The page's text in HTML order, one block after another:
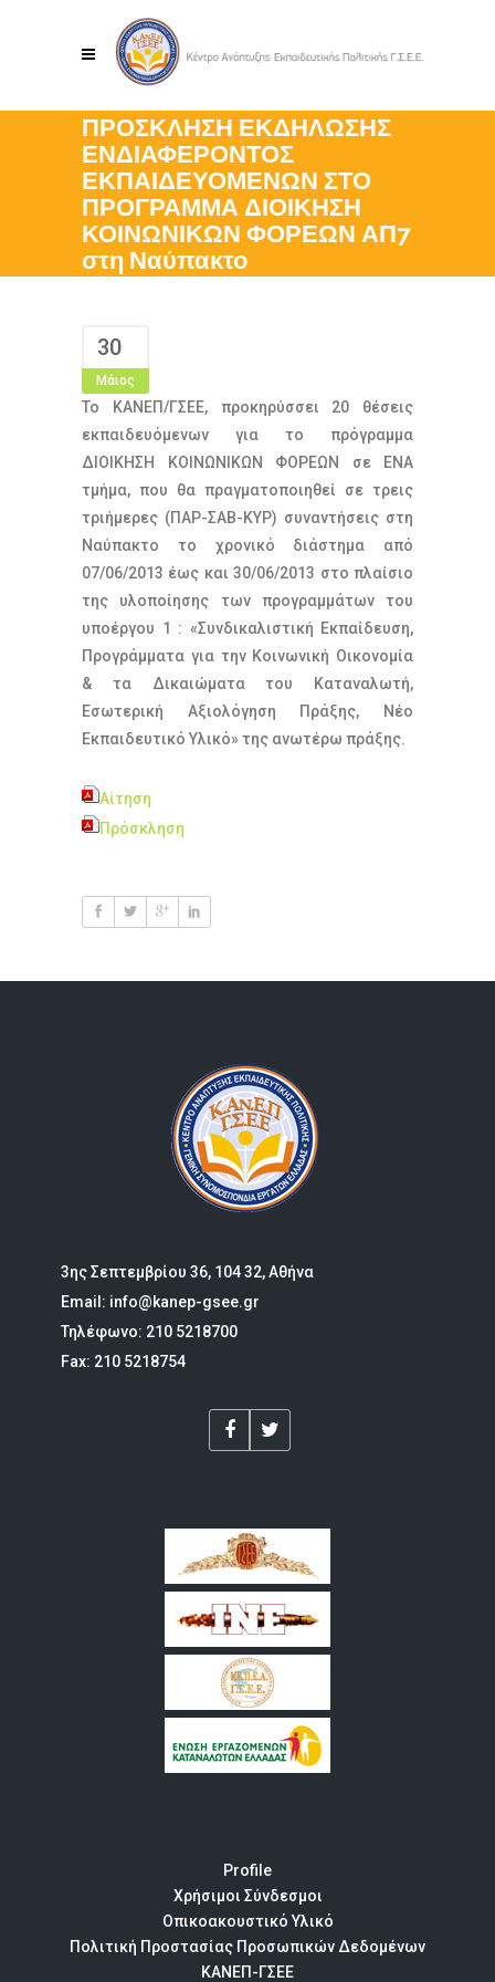
ΠΡΟΣΚΛΗΣΗ ΕΚΔΗΛΩΣΗΣ
ΕΝΔΙΑΦΕΡΟΝΤΟΣ
ΕΚΠΑΙΔΕΥΟΜΕΝΩΝ ΣΤΟ
ΠΡΟΓΡΑΜΜΑ ΔΙΟΙΚΗΣΗ
ΚΟΙΝΩΝΙΚΩΝ ΦΟΡΕΩΝ ΑΠ7
στη Ναύπακτο
30
Μάιος
Το ΚΑΝΕΠ/ΓΣΕΕ, προκηρύσσει 20 θέσεις
εκπαιδευόμενων για το πρόγραμμα
ΔΙΟΙΚΗΣΗ ΚΟΙΝΩΝΙΚΩΝ ΦΟΡΕΩΝ σε ΕΝΑ
τμήμα, που θα πραγματοποιηθεί σε τρεις
τριήμερες (ΠΑΡ-ΣΑΒ-ΚΥΡ) συναντήσεις στη
Ναύπακτο το χρονικό διάστημα από
07/06/2013 έως και 30/06/2013 στο πλαίσιο
της υλοποίησης των προγραμμάτων του
υποέργου 1 : «Συνδικαλιστική Εκπαίδευση,
Προγράμματα για την Κοινωνική Οικονομία
& τα Δικαιώματα του Καταναλωτή,
Εσωτερική Αξιολόγηση Πράξης, Νέο
Εκπαιδευτικό Υλικό» της ανωτέρω πράξης.
Αίτηση
Πρόσκληση
3ης Σεπτεμβρίου 36, 104 32, Αθήνα
Email: info@kanep-gsee.gr
Τηλέφωνο: 210 5218700
Fax: 210 5218754
Profile
Χρήσιμοι Σύνδεσμοι
Οπικοακουστικό Υλικό
Πολιτική Προστασίας Προσωπικών Δεδομένων
ΚΑΝΕΠ-ΓΣΕΕ